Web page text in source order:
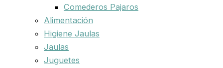
Comederos Pajaros
Alimentación
Higiene Jaulas
Jaulas
Juguetes